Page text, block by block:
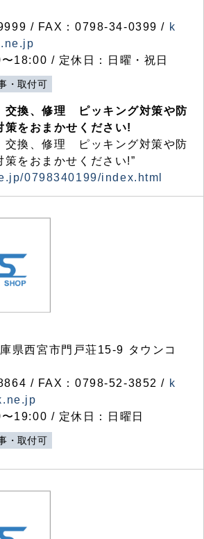
/ FAX：0798-34-0399 / k
18:00 / 定休日：日曜・祝日
・取付可
交換、修理 ピッキング対策や防
策をおまかせください!
交換、修理 ピッキング対策や防
策をおまかせください!”
0798340199/index.html
県西宮市門戸荘15-9 タウンコ
/ FAX：0798-52-3852 / k
19:00 / 定休日：日曜日
・取付可